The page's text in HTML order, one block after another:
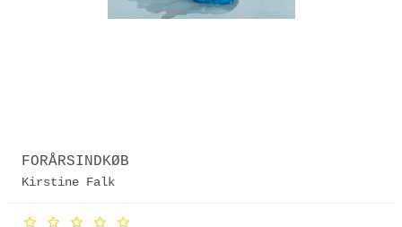
FORÅRSINDKØB
Kirstine Falk